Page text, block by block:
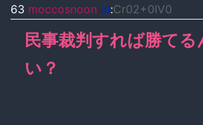
63 moccosnoon id:Cr02+0IV0
民事裁判すれば勝てる
い？